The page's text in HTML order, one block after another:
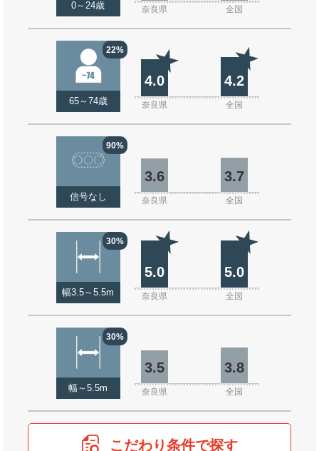
0～24歳 奈良県 全国
22%
65～74歳
4.0 4.2
奈良県 全国
90%
信号なし
3.6 3.7
奈良県 全国
30%
幅3.5～5.5m
5.0 5.0
奈良県 全国
30%
幅～5.5m
3.5 3.8
奈良県 全国
こだわり条件で探す